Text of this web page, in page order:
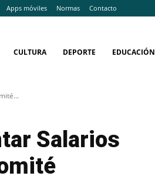
Apps móviles Normas Contacto
CULTURA DEPORTE EDUCACIÓN
Salarios